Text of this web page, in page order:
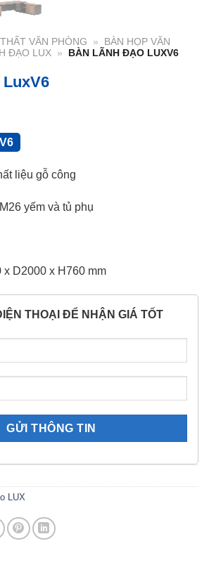
VĂN PHÒNG »
BÀN HỌP VĂN
ĐẠO LUX » BÀN LÃNH ĐẠO LUXV6
liệu gỗ công
yếm và tủ phụ
D2000 x H760 mm
THOẠI ĐỂ NHẬN GIÁ TỐT
LUX